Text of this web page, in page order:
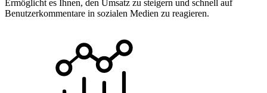
Ermöglicht es Ihnen, den Umsatz zu steigern und schnell auf
Benutzerkommentare in sozialen Medien zu reagieren.